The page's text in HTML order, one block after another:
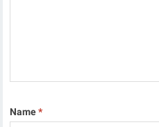
Name*